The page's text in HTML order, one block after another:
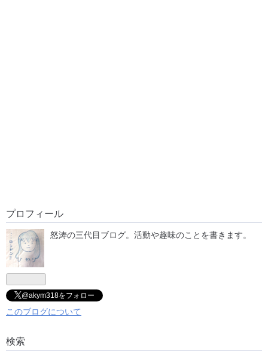
プロフィール
怒涛の三代目ブログ。活動や趣味のことを書きます。
@akym318をフォロー
このブログについて
検索